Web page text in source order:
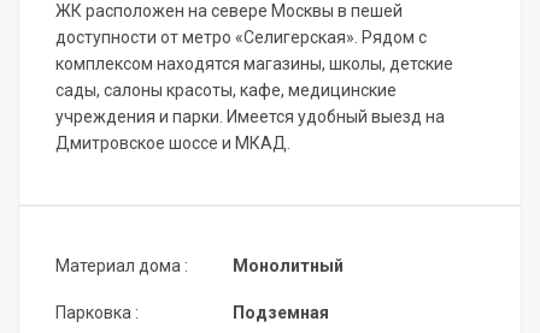
ЖК расположен на севере Москвы в пешей
доступности от метро «Селигерская». Рядом с
комплексом находятся магазины, школы, детские
сады, салоны красоты, кафе, медицинские
учреждения и парки. Имеется удобный выезд на
Дмитровское шоссе и МКАД.
Материал дома :
Парковка :
Монолитный
Подземная